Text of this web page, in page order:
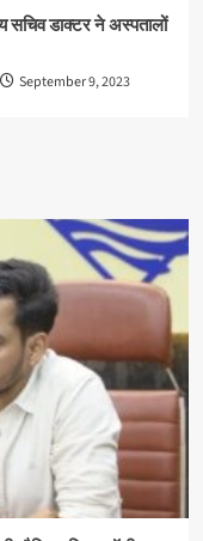
सचिव डाक्टर ने अस्पतालों
September 9, 2023